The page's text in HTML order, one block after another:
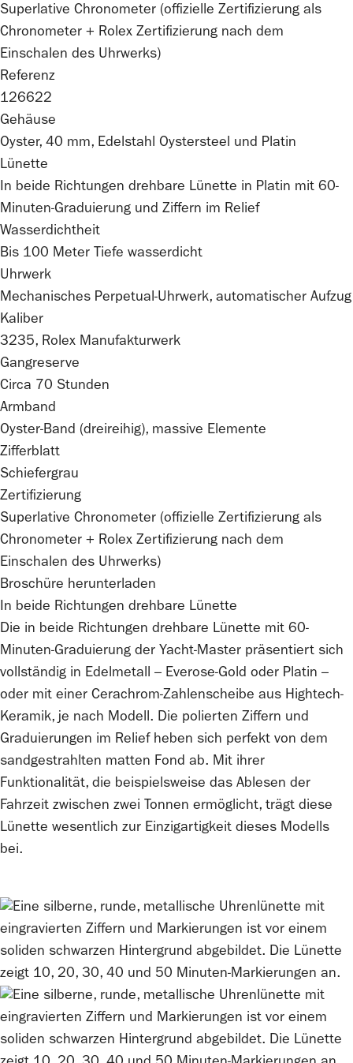
Superlative Chronometer (offizielle Zertifizierung als
Chronometer + Rolex Zertifizierung nach dem
Einschalen des Uhrwerks)
Referenz
126622
Gehäuse
Oyster, 40 mm, Edelstahl Oystersteel und Platin
Lünette
In beide Richtungen drehbare Lünette in Platin mit 60-
Minuten-Graduierung und Ziffern im Relief
Wasserdichtheit
Bis 100 Meter Tiefe wasserdicht
Uhrwerk
Mechanisches Perpetual-Uhrwerk, automatischer Aufzug
Kaliber
3235, Rolex Manufakturwerk
Gangreserve
Circa 70 Stunden
Armband
Oyster-Band (dreireihig), massive Elemente
Zifferblatt
Schiefergrau
Zertifizierung
Superlative Chronometer (offizielle Zertifizierung als
Chronometer + Rolex Zertifizierung nach dem
Einschalen des Uhrwerks)
Broschüre herunterladen
In beide Richtungen drehbare Lünette
Die in beide Richtungen drehbare Lünette mit 60-
Minuten-Graduierung der Yacht‑Master präsentiert sich
vollständig in Edelmetall – Everose-Gold oder Platin –
oder mit einer Cerachrom-Zahlenscheibe aus Hightech-
Keramik, je nach Modell. Die polierten Ziffern und
Graduierungen im Relief heben sich perfekt von dem
sandgestrahlten matten Fond ab. Mit ihrer
Funktionalität, die beispielsweise das Ablesen der
Fahrzeit zwischen zwei Tonnen ermöglicht, trägt diese
Lünette wesentlich zur Einzigartigkeit dieses Modells
bei.